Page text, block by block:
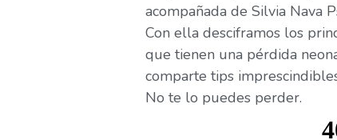
acompañada de Silvia Nava
Con ella desciframos los
que tienen una pérdida
comparte tips
No te lo puedes perder.